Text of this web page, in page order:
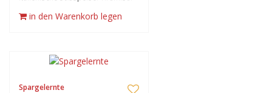
in den Warenkorb legen
Spargelernte